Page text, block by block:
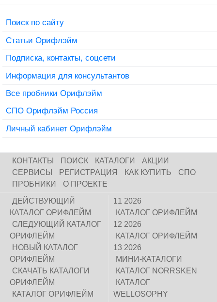
Поиск по сайту
Статьи Орифлэйм
Подписка, контакты, соцсети
Информация для консультантов
Все пробники Орифлэйм
СПО Орифлэйм Россия
Личный кабинет Орифлэйм
КОНТАКТЫ ПОИСК КАТАЛОГИ
АКЦИИ
СЕРВИСЫ
РЕГИСТРАЦИЯ КАК КУПИТЬ
СПО
ПРОБНИКИ
О ПРОЕКТЕ
ДЕЙСТВУЮЩИЙ
КАТАЛОГ ОРИФЛЕЙМ
СЛЕДУЮЩИЙ КАТАЛОГ
ОРИФЛЕЙМ
НОВЫЙ КАТАЛОГ
ОРИФЛЕЙМ
СКАЧАТЬ КАТАЛОГИ
ОРИФЛЕЙМ
КАТАЛОГ ОРИФЛЕЙМ
11 2026
КАТАЛОГ ОРИФЛЕЙМ
12 2026
КАТАЛОГ ОРИФЛЕЙМ
13 2026
МИНИ-КАТАЛОГИ
КАТАЛОГ NORRSKEN
КАТАЛОГ
WELLOSOPHY